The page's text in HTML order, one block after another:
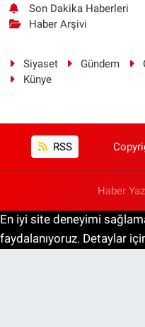
Son Dakika Haberleri
Haber Arşivi
Siyaset Gündem
Künye
RSS
Haber
En iyi site deneyimi
faydalanıyoruz. Detaylar